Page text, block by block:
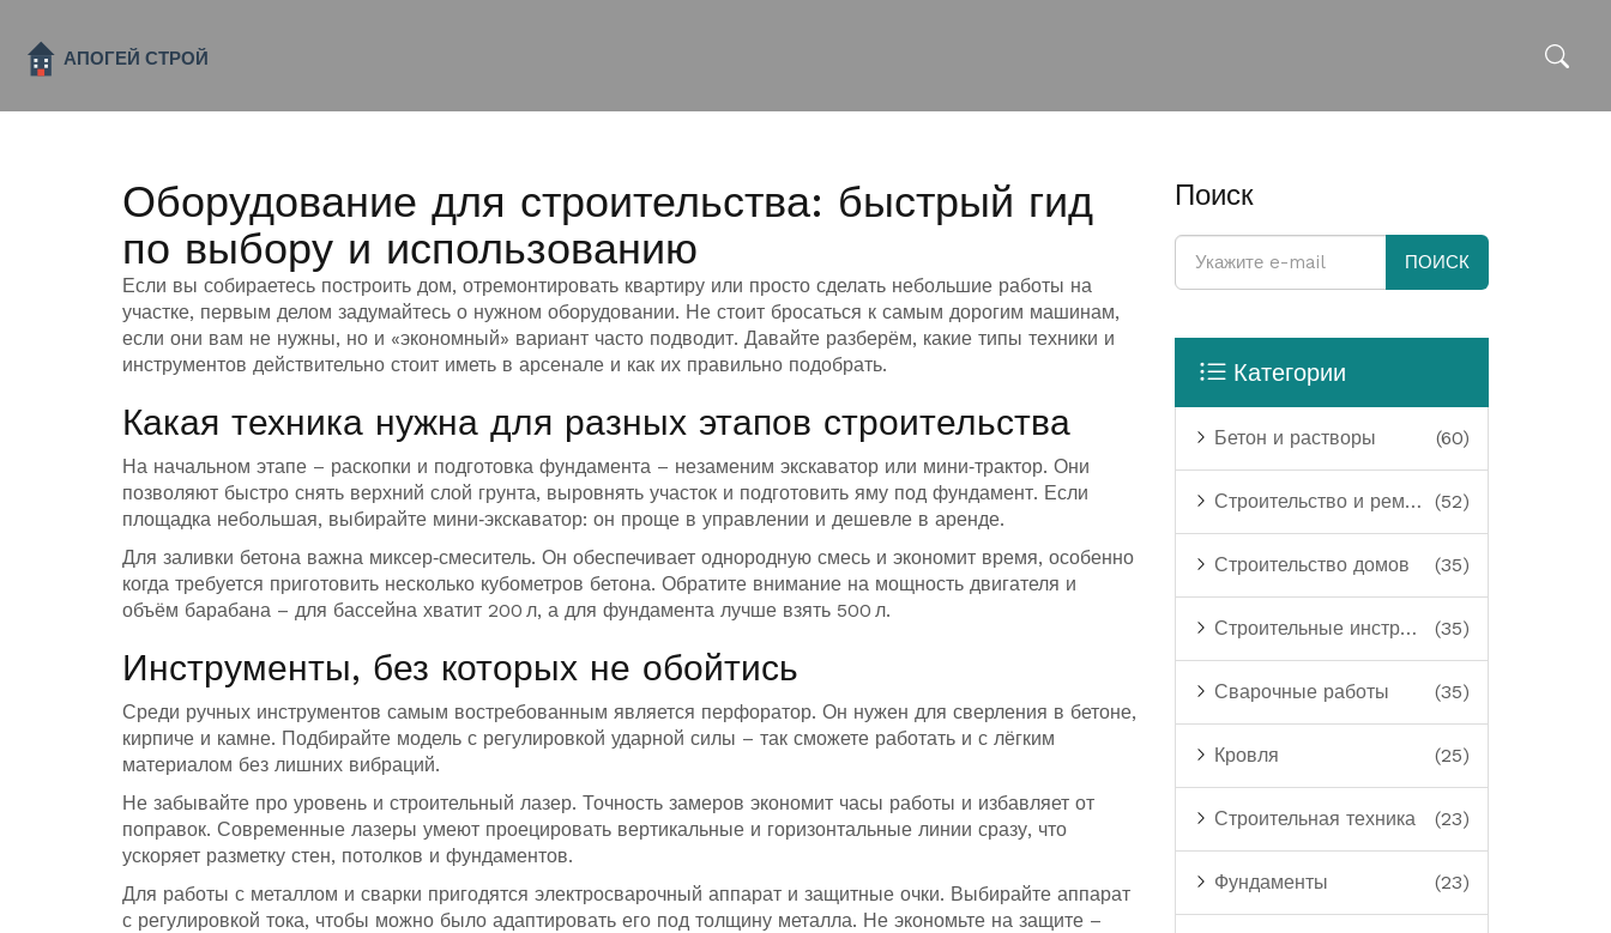
Оборудование для строительства: быстрый гид
по выбору и использованию
Если вы собираетесь построить дом, отремонтировать квартиру или просто сделать небольшие работы на
участке, первым делом задумайтесь о нужном оборудовании. Не стоит бросаться к самым дорогим машинам,
если они вам не нужны, но и «экономный» вариант часто подводит. Давайте разберём, какие типы техники и
инструментов действительно стоит иметь в арсенале и как их правильно подобрать.
Какая техника нужна для разных этапов строительства
На начальном этапе – раскопки и подготовка фундамента – незаменим экскаватор или мини‑трактор. Они
позволяют быстро снять верхний слой грунта, выровнять участок и подготовить яму под фундамент. Если
площадка небольшая, выбирайте мини‑экскаватор: он проще в управлении и дешевле в аренде.
Для заливки бетона важна миксер‑смеситель. Он обеспечивает однородную смесь и экономит время, особенно
когда требуется приготовить несколько кубометров бетона. Обратите внимание на мощность двигателя и
объём барабана – для бассейна хватит 200 л, а для фундамента лучше взять 500 л.
Инструменты, без которых не обойтись
Среди ручных инструментов самым востребованным является перфоратор. Он нужен для сверления в бетоне,
кирпиче и камне. Подбирайте модель с регулировкой ударной силы – так сможете работать и с лёгким
материалом без лишних вибраций.
Не забывайте про уровень и строительный лазер. Точность замеров экономит часы работы и избавляет от
поправок. Современные лазеры умеют проецировать вертикальные и горизонтальные линии сразу, что
ускоряет разметку стен, потолков и фундаментов.
Для работы с металлом и сварки пригодятся электросварочный аппарат и защитные очки. Выбирайте аппарат
с регулировкой тока, чтобы можно было адаптировать его под толщину металла. Не экономьте на защите –
Поиск
ПОИСК
Категории
Бетон и растворы (60)
Строительство и ремонт (52)
Строительство домов (35)
Строительные инструменты (35)
Сварочные работы (35)
Кровля (25)
Строительная техника (23)
Фундаменты (23)